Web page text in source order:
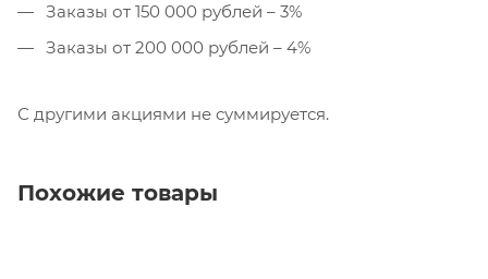
Заказы от 150 000 рублей – 3%
Заказы от 200 000 рублей – 4%
С другими акциями не суммируется.
Похожие товары